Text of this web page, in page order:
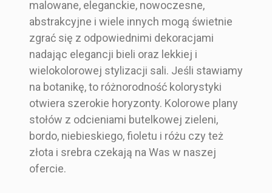
malowane, eleganckie, nowoczesne,
abstrakcyjne i wiele innych mogą świetnie
zgrać się z odpowiednimi dekoracjami
nadając elegancji bieli oraz lekkiej i
wielokolorowej stylizacji sali. Jeśli stawiamy
na botanikę, to różnorodność kolorystyki
otwiera szerokie horyzonty. Kolorowe plany
stołów z odcieniami butelkowej zieleni,
bordo, niebieskiego, fioletu i różu czy też
złota i srebra czekają na Was w naszej
ofercie.